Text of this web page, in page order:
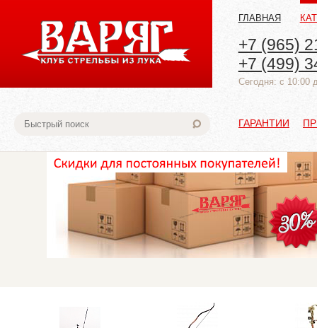
ГЛАВНАЯ
+7 (965)
+7 (499)
Cегодня: с 10:00
ГАРАНТИИ